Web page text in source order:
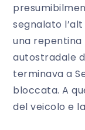
segnalato
una repentina
autostradale
terminava a
bloccata. A
del veicolo e la